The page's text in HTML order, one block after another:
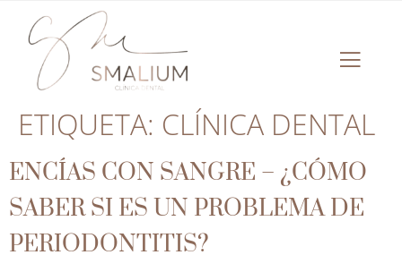
ETIQUETA: CLÍNICA DENTAL
ENCÍAS CON SANGRE – ¿CÓMO
SABER SI ES UN PROBLEMA DE
PERIODONTITIS?